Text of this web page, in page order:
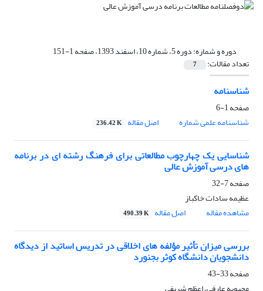
دوره و شماره:دوره 5، شماره 10، اسفند 1393، صفحه 1-151
تعداد مقالات: 7
شناسنامه
صفحه1-6
شناسنامه علمی شماره
اصل مقاله 236.42 K
شناسایی یک چهارچوب مطالعاتی برای فرهنگ رشته ای در برنامه
های درسی آموزش عالی
صفحه7-32
عظیمه سادات خاکباز
مشاهده مقاله
اصل مقاله 490.39 K
بررسی میزان تأثیر مؤلفه های اخلاقی در تدریس اساتید از دیدگاه
دانشجویان دانشگاه کوثر بجنورد
صفحه33-43